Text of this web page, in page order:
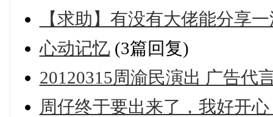
【求助】有没有大佬能分享
心动记忆(3篇回复)
20120315周渝民演出 广告代
周仔终于要出来了，我好开